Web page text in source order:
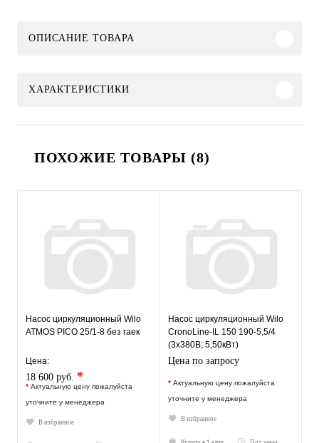
ОПИСАНИЕ ТОВАРА
ХАРАКТЕРИСТИКИ
ПОХОЖИЕ ТОВАРЫ (8)
Насос циркуляционный Wilo
ATMOS PICO 25/1-8 без гаек
Цена:
18 600 руб. *
* Актуальную цену пожалуйста
уточните у менеджера
В избранное
Насос циркуляционный Wilo
CronoLine-IL 150 190-5,5/4
(3х380В; 5,50кВт)
Цена по запросу
* Актуальную цену пожалуйста
уточните у менеджера
В избранное